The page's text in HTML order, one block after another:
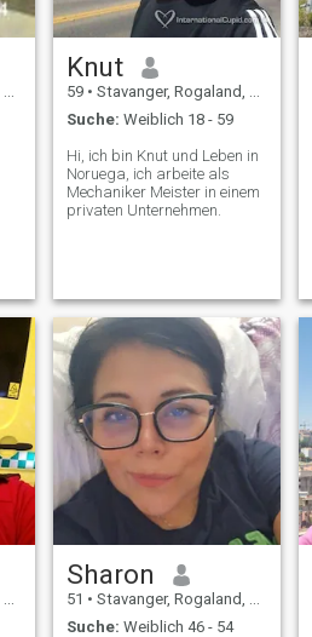
Knut
59 • Stavanger, Rogaland, Norwegen
Suche: Weiblich 18 - 59
Hi, ich bin Knut und Leben in
Noruega, ich arbeite als
Mechaniker Meister in einem
privaten Unternehmen.
Sharon
51 • Stavanger, Rogaland, Norwegen
Suche: Weiblich 46 - 54